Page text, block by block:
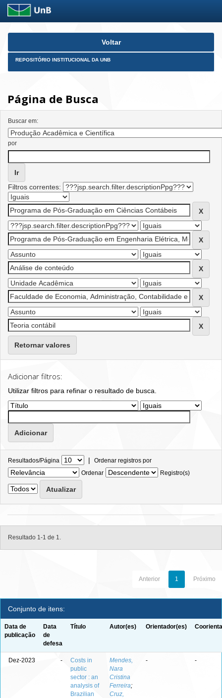
Skip
Voltar
REPOSITÓRIO INSTITUCIONAL DA UNB
Página de Busca
Buscar em:
por
Filtros correntes:
Retornar valores
Adicionar filtros:
Utilizar filtros para refinar o resultado de busca.
Resultados/Página | Ordenar registros por
Ordenar
Registro(s)
Resultado 1-1 de 1.
Anterior 1 Próximo
Conjunto de itens:
Data de
publicação
Data
de
defesa
Título Autor(es) Orientador(es)
Dez-2023 -
Costs in
public
sector : an
analysis of
Brazilian
Mendes,
Nara
Cristina
Ferreira;
Cruz,
- -